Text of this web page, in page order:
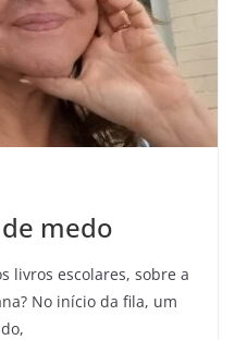
medo
livros escolares, sobre a
No início da fila, um